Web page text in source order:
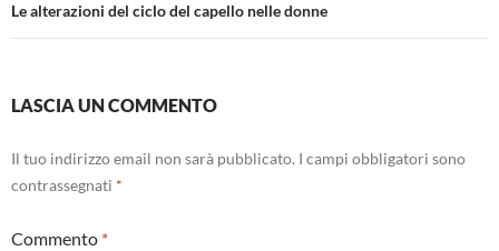
Le alterazioni del ciclo del capello nelle donne
LASCIA UN COMMENTO
Il tuo indirizzo email non sarà pubblicato. I campi obbligatori sono
contrassegnati *
Commento *